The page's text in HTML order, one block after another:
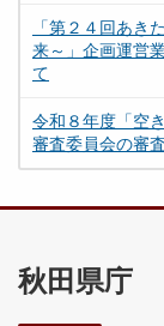
「第２４回あき
来～」企画運営
て
令和８年度「空
審査委員会の審
秋田県庁